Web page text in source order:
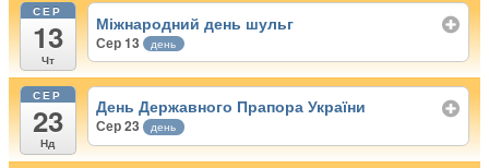
СЕР
13
Чт
Міжнародний день шульг
Сер 13 день
СЕР
23
Нд
День Державного Прапора України
Сер 23 день